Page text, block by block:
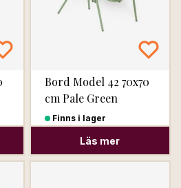
Bord Model 42 70x70
cm Pale Green
Finns i lager
Läs mer